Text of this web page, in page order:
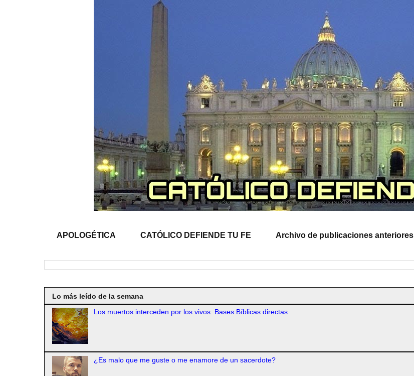
APOLOGÉTICA CATÓLICO DEFIENDE TU FE Archivo de publicaciones anteriores
Lo más leído de la semana
Los muertos interceden por los vivos. Bases Bíblicas directas
¿Es malo que me guste o me enamore de un sacerdote?